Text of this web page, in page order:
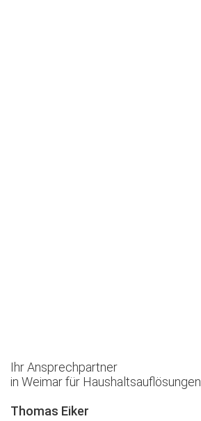
Ihr Ansprechpartner
in Weimar für Haushaltsauflösungen
Thomas Eiker